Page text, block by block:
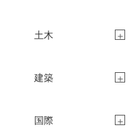
ANY
会社案内
土木
建築
国際